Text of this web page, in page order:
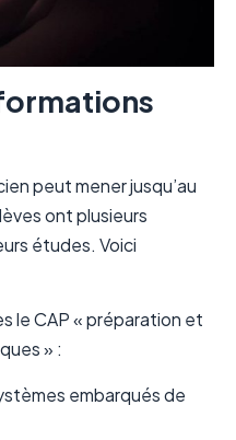
peut mener jusqu’au
ont plusieurs
études. Voici
le CAP « préparation et
» :
embarqués de